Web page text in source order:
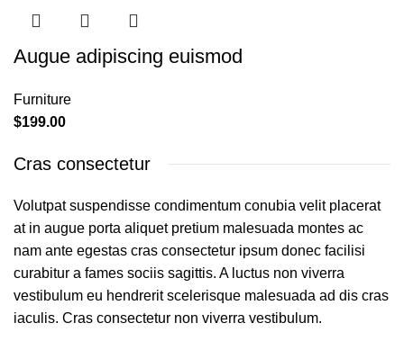
Augue adipiscing euismod
Furniture
$199.00
Cras consectetur
Volutpat suspendisse condimentum conubia velit placerat
at in augue porta aliquet pretium malesuada montes ac
nam ante egestas cras consectetur ipsum donec facilisi
curabitur a fames sociis sagittis. A luctus non viverra
vestibulum eu hendrerit scelerisque malesuada ad dis cras
iaculis. Cras consectetur non viverra vestibulum.